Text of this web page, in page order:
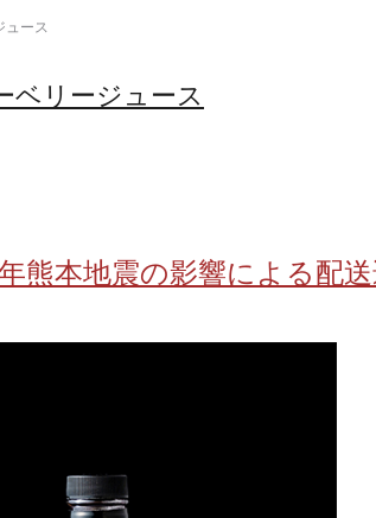
化
ュース
ベリージュース
熊本地震の影響による配